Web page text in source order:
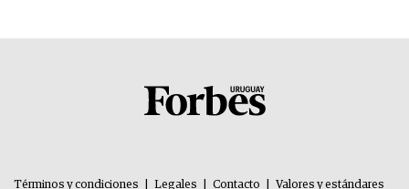
Términos y condiciones Legales Contacto Valores y estándares